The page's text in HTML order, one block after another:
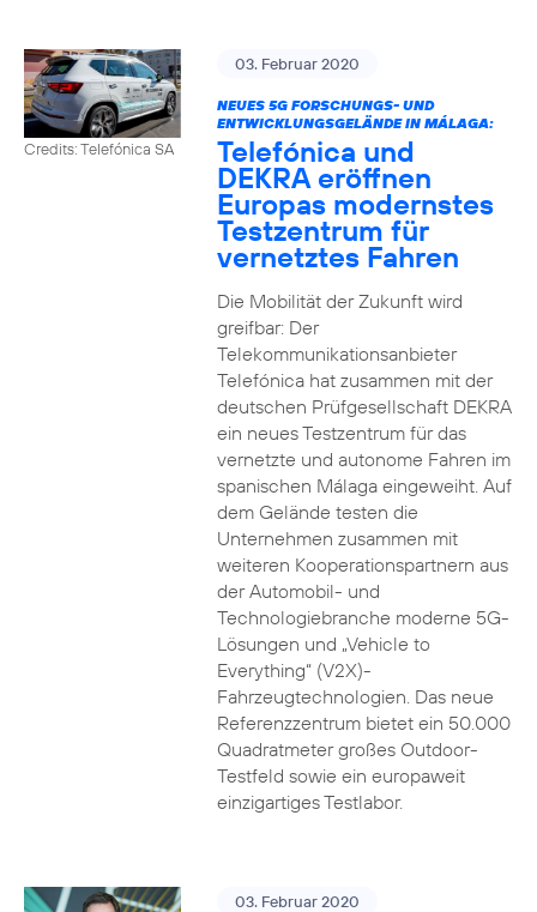
Credits: Telefónica SA
03. Februar 2020
NEUES 5G FORSCHUNGS- UND
ENTWICKLUNGSGELÄNDE IN MÁLAGA:
Telefónica und
DEKRA eröffnen
Europas modernstes
Testzentrum für
vernetztes Fahren
Die Mobilität der Zukunft wird
greifbar: Der
Telekommunikationsanbieter
Telefónica hat zusammen mit der
deutschen Prüfgesellschaft DEKRA
ein neues Testzentrum für das
vernetzte und autonome Fahren im
spanischen Málaga eingeweiht. Auf
dem Gelände testen die
Unternehmen zusammen mit
weiteren Kooperationspartnern aus
der Automobil- und
Technologiebranche moderne 5G-
Lösungen und „Vehicle to
Everything“ (V2X)-
Fahrzeugtechnologien. Das neue
Referenzzentrum bietet ein 50.000
Quadratmeter großes Outdoor-
Testfeld sowie ein europaweit
einzigartiges Testlabor.
03. Februar 2020